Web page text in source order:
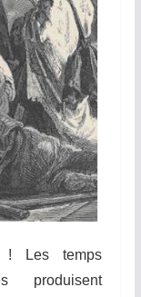
! Les temps
produisent